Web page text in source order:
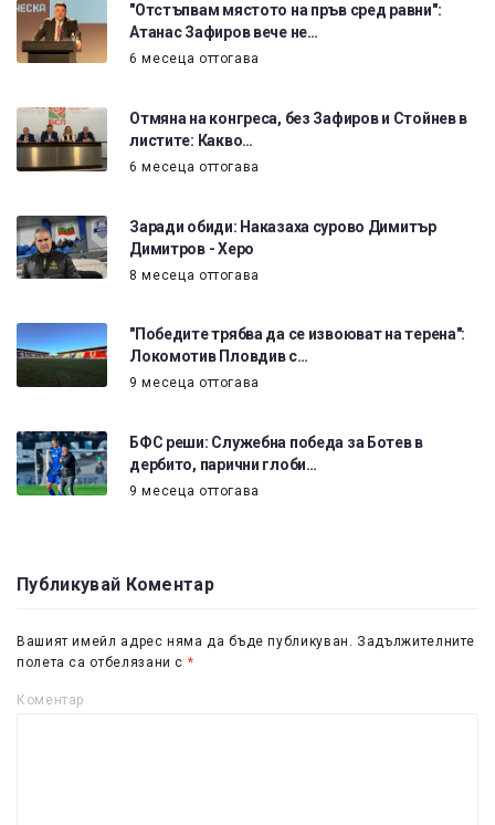
"Отстъпвам мястото на пръв сред равни":
Атанас Зафиров вече не…
6 месеца оттогава
Отмяна на конгреса, без Зафиров и Стойнев в
листите: Какво…
6 месеца оттогава
Заради обиди: Наказаха сурово Димитър
Димитров - Херо
8 месеца оттогава
"Победите трябва да се извоюват на терена":
Локомотив Пловдив с…
9 месеца оттогава
БФС реши: Служебна победа за Ботев в
дербито, парични глоби…
9 месеца оттогава
Публикувай Коментар
Вашият имейл адрес няма да бъде публикуван. Задължителните
полета са отбелязани с *
Коментар